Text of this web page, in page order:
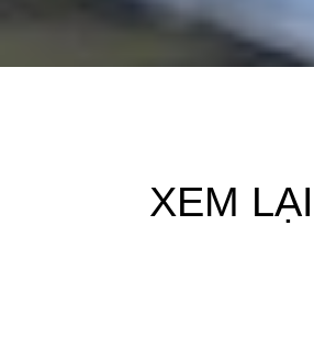
XEM